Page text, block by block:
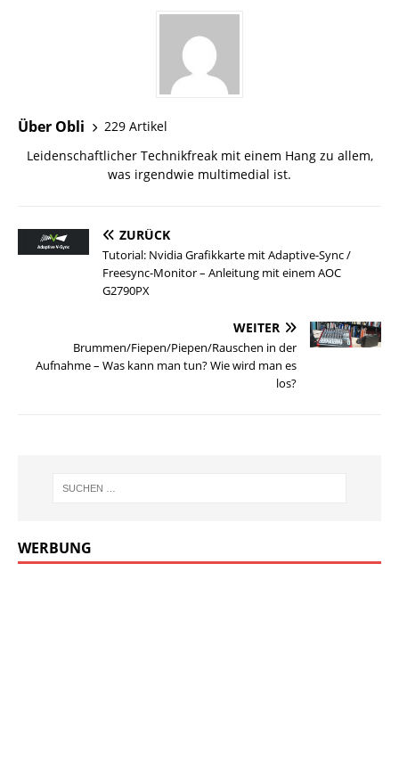
Über Obli
229 Artikel
Leidenschaftlicher Technikfreak mit einem Hang zu allem,
was irgendwie multimedial ist.
ZURÜCK
Tutorial: Nvidia Grafikkarte mit Adaptive-Sync /
Freesync-Monitor – Anleitung mit einem AOC
G2790PX
WEITER
Brummen/Fiepen/Piepen/Rauschen in der
Aufnahme – Was kann man tun? Wie wird man es
los?
WERBUNG